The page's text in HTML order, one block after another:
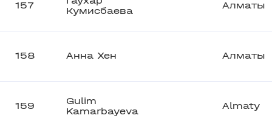
157
Кумисбаева
Алматы
158 Анна Хен Алматы
159
Gulim
Kamarbayeva
Almaty